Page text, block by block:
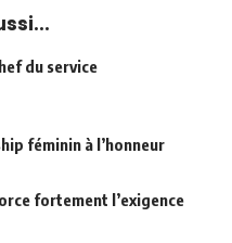
du service
féminin à l’honneur
fortement l’exigence